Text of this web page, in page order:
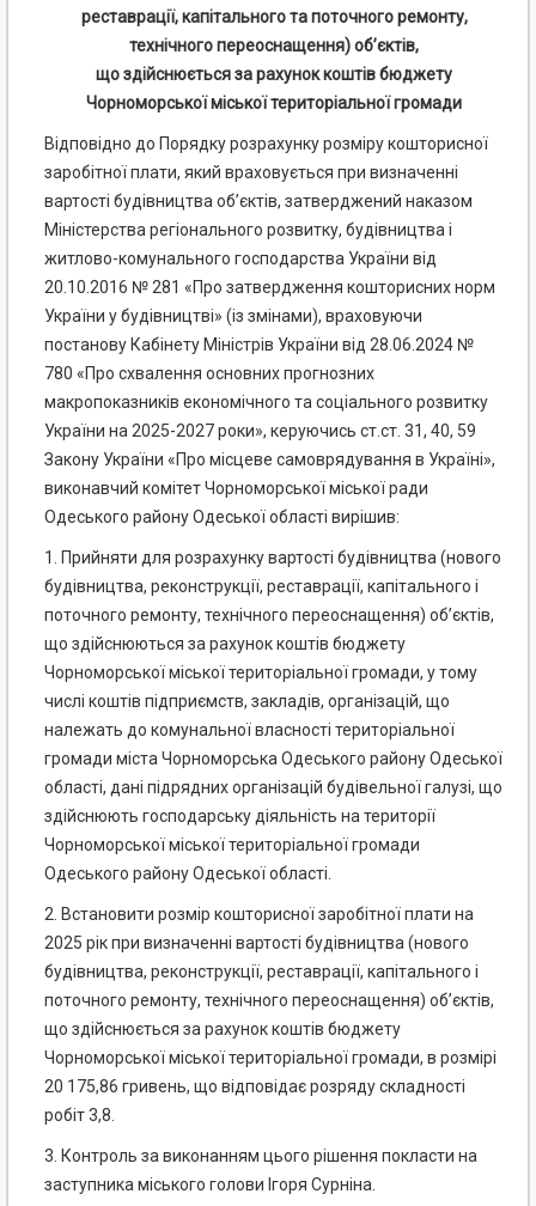
реставрації, капітального та поточного ремонту,
технічного переоснащення) об’єктів,
що здійснюється за рахунок коштів бюджету
Чорноморської міської територіальної громади
Відповідно до Порядку розрахунку розміру кошторисної
заробітної плати, який враховується при визначенні
вартості будівництва об’єктів, затверджений наказом
Міністерства регіонального розвитку, будівництва і
житлово-комунального господарства України від
20.10.2016 № 281 «Про затвердження кошторисних норм
України у будівництві» (із змінами), враховуючи
постанову Кабінету Міністрів України від 28.06.2024 №
780 «Про схвалення основних прогнозних
макропоказників економічного та соціального розвитку
України на 2025-2027 роки», керуючись ст.ст. 31, 40, 59
Закону України «Про місцеве самоврядування в Україні»,
виконавчий комітет Чорноморської міської ради
Одеського району Одеської області вирішив:
1. Прийняти для розрахунку вартості будівництва (нового
будівництва, реконструкції, реставрації, капітального і
поточного ремонту, технічного переоснащення) об’єктів,
що здійснюються за рахунок коштів бюджету
Чорноморської міської територіальної громади, у тому
числі коштів підприємств, закладів, організацій, що
належать до комунальної власності територіальної
громади міста Чорноморська Одеського району Одеської
області, дані підрядних організацій будівельної галузі, що
здійснюють господарську діяльність на території
Чорноморської міської територіальної громади
Одеського району Одеської області.
2. Встановити розмір кошторисної заробітної плати на
2025 рік при визначенні вартості будівництва (нового
будівництва, реконструкції, реставрації, капітального і
поточного ремонту, технічного переоснащення) об’єктів,
що здійснюється за рахунок коштів бюджету
Чорноморської міської територіальної громади, в розмірі
20 175,86 гривень, що відповідає розряду складності
робіт 3,8.
3. Контроль за виконанням цього рішення покласти на
заступника міського голови Ігоря Сурніна.